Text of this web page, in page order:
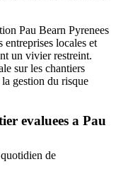
Pau Bearn Pyrenees
locales et
un vivier restreint.
sur les chantiers
gestion du risque
evaluees a Pau
de